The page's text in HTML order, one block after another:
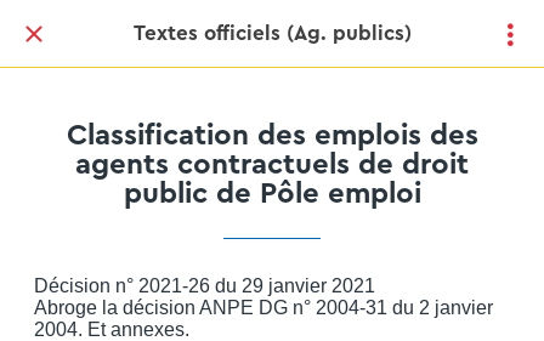
Textes officiels (Ag. publics)
Classification des emplois des
agents contractuels de droit
public de Pôle emploi
Décision n° 2021-26 du 29 janvier 2021
Abroge la décision ANPE DG n° 2004-31 du 2 janvier
2004. Et annexes.